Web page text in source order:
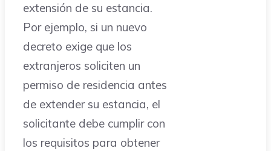
extensión de su estancia.
Por ejemplo, si un nuevo
decreto exige que los
extranjeros soliciten un
permiso de residencia antes
de extender su estancia, el
solicitante debe cumplir con
los requisitos para obtener